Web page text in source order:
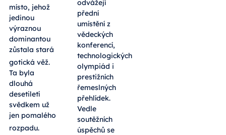
místo, jehož
jedinou
výraznou
dominantou
zůstala stará
gotická věž.
Ta byla
dlouhá
desetiletí
svědkem už
jen pomalého
rozpadu.
odvážejí
přední
umístění z
vědeckých
konferencí,
technologických
olympiád i
prestižních
řemeslných
přehlídek.
Vedle
soutěžních
úspěchů se